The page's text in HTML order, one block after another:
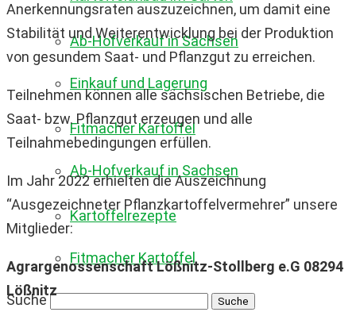
Ab-Hofverkauf in Sachsen
Fitmacher Kartoffel
Kartoffelrezepte
Suche
Einkauf und Lagerung
Ab-Hofverkauf in Sachsen
Fitmacher Kartoffel
Anerkennungsraten auszuzeichnen, um damit eine
Stabilität und Weiterentwicklung bei der Produktion
von gesundem Saat- und Pflanzgut zu erreichen.
Teilnehmen können alle sächsischen Betriebe, die
Saat- bzw. Pflanzgut erzeugen und alle
Teilnahmebedingungen erfüllen.
Im Jahr 2022 erhielten die Auszeichnung
“Ausgezeichneter Pflanzkartoffelvermehrer” unsere
Mitglieder:
Agrargenossenschaft Lößnitz-Stollberg e.G 08294
Lößnitz